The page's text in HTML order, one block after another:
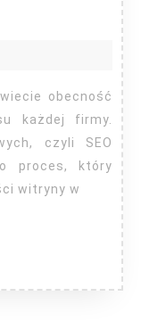
każdej firmy.
czyli SEO
proces, który
witryny w